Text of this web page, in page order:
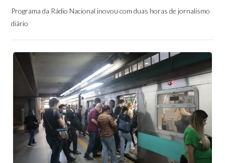
Programa da Rádio Nacional inovou com duas horas de jornalismo
diário